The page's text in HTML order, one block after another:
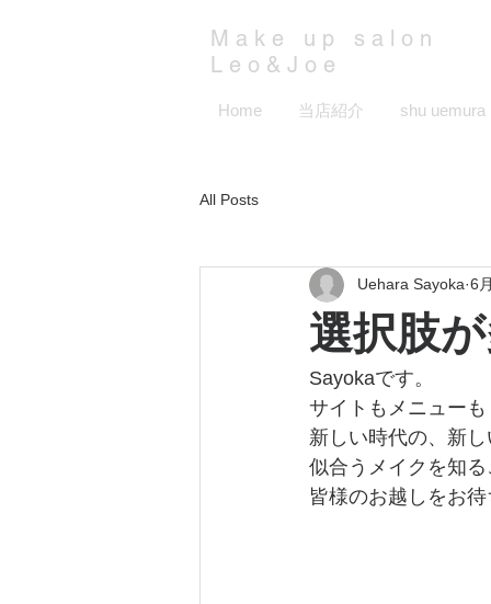
​Make up salon
Leo&Joe
Home 当店紹介 shu uemura
All Posts
選択肢
Uehara Sayoka 6
Sayokaです。
サイトもメニュー
新しい時代の、新
似合うメイクを知
皆様のお越しをお